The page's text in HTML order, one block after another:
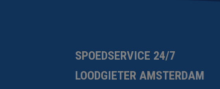
SPOEDSERVICE 24/7
LOODGIETER AMSTERDAM